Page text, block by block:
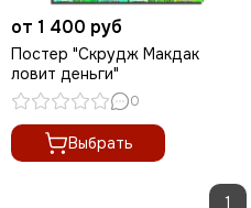
от 1 400 руб
Постер "Скрудж Макдак
ловит деньги"
0
Выбрать
1